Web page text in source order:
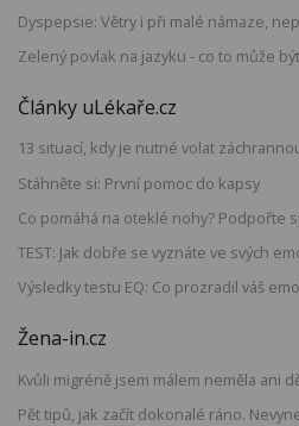
Dyspepsie: Větry i při malé námaze,
Zelený povlak na jazyku - co to může
Články uLékaře.cz
13 situací, kdy je nutné volat
Stáhněte si: První pomoc do kapsy
Co pomáhá na oteklé nohy? Podpořte
TEST: Jak dobře se vyznáte ve svých
Výsledky testu EQ: Co prozradil váš
Žena-in.cz
Kvůli migréně jsem málem neměla ani
Pět tipů, jak začít dokonalé ráno.